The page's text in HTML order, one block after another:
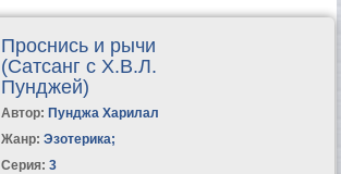
Проснись и рычи
(Сатсанг с Х.В.Л.
Пунджей)
Автор: Пунджа Харилал
Жанр: Эзотерика;
Серия: 3